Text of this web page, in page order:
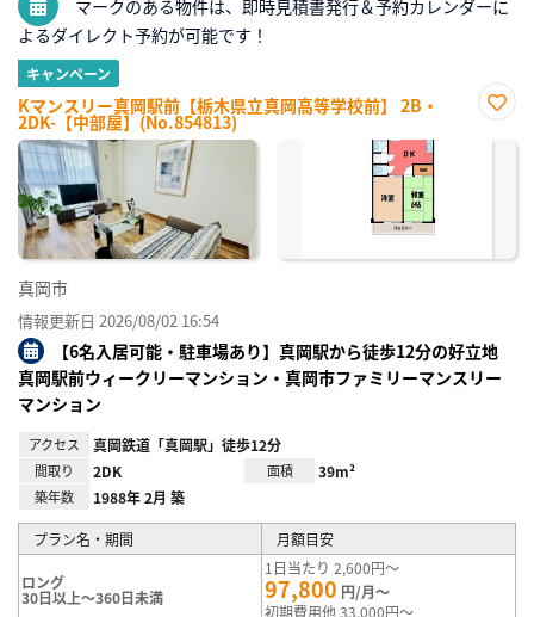
マークのある物件は、即時見積書発行＆予約カレンダーに
よるダイレクト予約が可能です！
キャンペーン
Kマンスリー真岡駅前【栃木県立真岡高等学校前】 2B・
2DK-【中部屋】(No.854813)
に入
真岡市
情報更新日 2026/08/02 16:54
【6名入居可能・駐車場あり】真岡駅から徒歩12分の好立地
真岡駅前ウィークリーマンション・真岡市ファミリーマンスリー
マンション
アクセス 真岡鉄道「真岡駅」徒歩12分
間取り 2DK 面積 39m²
築年数 1988年 2月 築
プラン名・期間 月額目安
ロング
30日以上～360日未満
1日当たり 2,600円～
97,800 円/月～
初期費用他 33,000円～